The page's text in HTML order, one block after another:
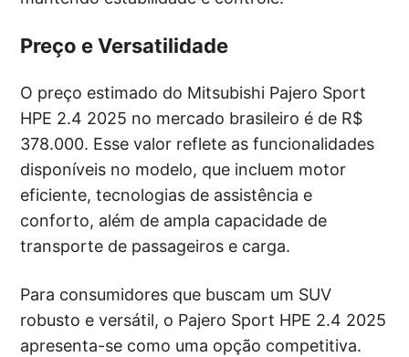
Preço e Versatilidade
O preço estimado do Mitsubishi Pajero Sport
HPE 2.4 2025 no mercado brasileiro é de R$
378.000. Esse valor reflete as funcionalidades
disponíveis no modelo, que incluem motor
eficiente, tecnologias de assistência e
conforto, além de ampla capacidade de
transporte de passageiros e carga.
Para consumidores que buscam um SUV
robusto e versátil, o Pajero Sport HPE 2.4 2025
apresenta-se como uma opção competitiva.